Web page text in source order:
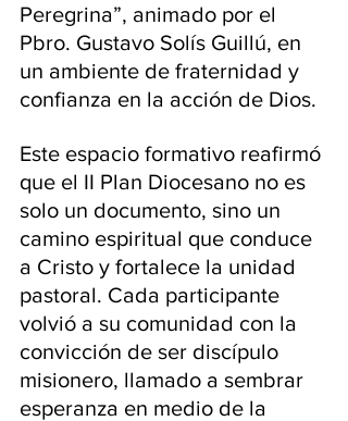
Peregrina”, animado por el
Pbro. Gustavo Solís Guillú, en
un ambiente de fraternidad y
confianza en la acción de Dios.
Este espacio formativo reafirmó
que el II Plan Diocesano no es
solo un documento, sino un
camino espiritual que conduce
a Cristo y fortalece la unidad
pastoral. Cada participante
volvió a su comunidad con la
convicción de ser discípulo
misionero, llamado a sembrar
esperanza en medio de la